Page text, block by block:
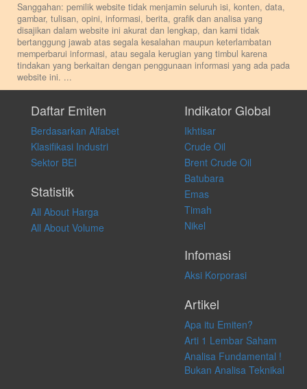
Sanggahan: pemilik website tidak menjamin seluruh isi, konten, data,
gambar, tulisan, opini, informasi, berita, grafik dan analisa yang
disajikan dalam website ini akurat dan lengkap, dan kami tidak
bertanggung jawab atas segala kesalahan maupun keterlambatan
memperbarui informasi, atau segala kerugian yang timbul karena
tindakan yang berkaitan dengan penggunaan informasi yang ada pada
website ini. ...
pribadi. Kami tidak memberi anjuran, saran, rekomendasi untuk
membeli, menjual atau melakukan aktivitas lain yang terkait dengan
transaksi perdagangan apapun, dan kami tidak bertanggung jawab
atas keputusan investasi yang dilakukan dalam kondisi dan situasi
apapun juga, yang diakibatkan secara langsung maupun tidak
langsung atas konten pada website ini.
Daftar Emiten
Berdasarkan Alfabet
Klasifikasi Industri
Sektor BEI
Statistik
All About Harga
All About Volume
Indikator Global
Ikhtisar
Crude Oil
Brent Crude Oil
Batubara
Emas
Timah
Nikel
Infomasi
Aksi Korporasi
Artikel
Apa itu Emiten?
Arti 1 Lembar Saham
Analisa Fundamental !
Bukan Analisa Teknikal